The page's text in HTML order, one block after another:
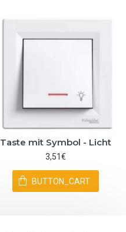
Taste mit Symbol - Licht
3,51€
BUTTON_CART